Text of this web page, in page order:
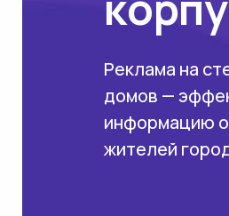
Реклама на
домов —
информацию
жителей